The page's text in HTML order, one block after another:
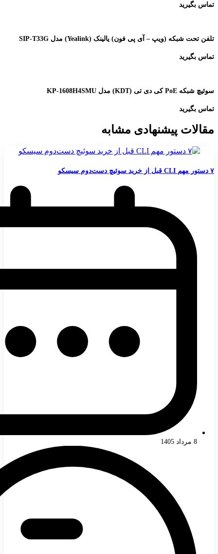
تماس بگیرید
تلفن تحت شبکه (ویپ – آی پی فون) یالینک (Yealink) مدل SIP-T33G
تماس بگیرید
سوئیچ شبکه PoE کی دی تی (KDT) مدل KP-1608H4SMU
تماس بگیرید
مقالات پیشنهادی مشابه
۷ دستور مهم CLI قبل از خرید سوئیچ دست‌دوم سیسکو
8 مرداد 1405